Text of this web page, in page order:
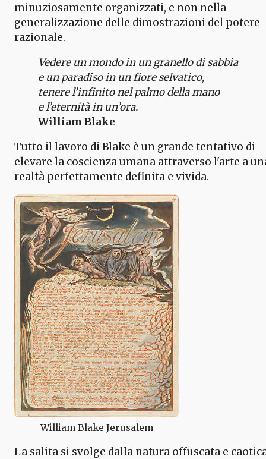
minuziosamente organizzati, e non nella
generalizzazione delle dimostrazioni del potere
razionale.
Vedere un mondo in un granello di sabbia
e un paradiso in un fiore selvatico,
tenere l’infinito nel palmo della mano
e l’eternità in un’ora.
William Blake
Tutto il lavoro di Blake è un grande tentativo di
elevare la coscienza umana attraverso l'arte a
realtà perfettamente definita e vivida.
William Blake Jerusalem
La salita si svolge dalla natura offuscata e